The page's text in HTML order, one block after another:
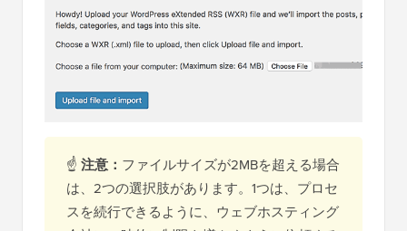
☝ 注意： ファイルサイズが2MBを超える場合
は、2つの選択肢があります。1つは、プロセ
スを続行できるように、ウェブホスティング